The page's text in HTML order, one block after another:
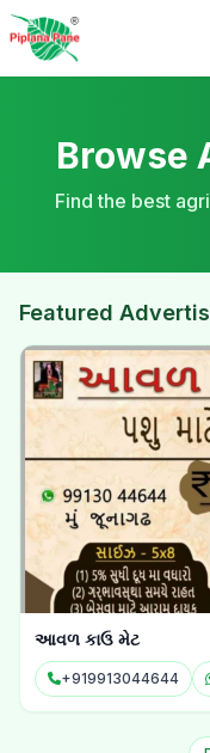
Browse
Find the best
Featured
આવળ કાઉ મેટ
+919913044644